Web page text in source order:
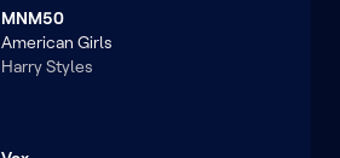
MNM50
American Girls
Harry Styles